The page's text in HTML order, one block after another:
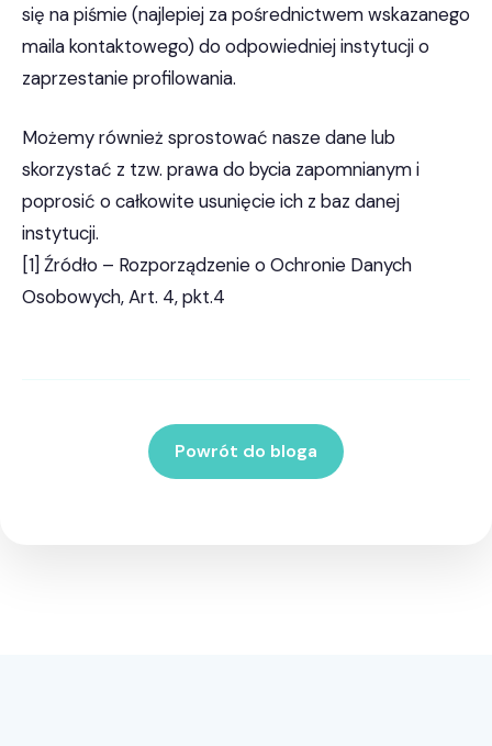
się na piśmie (najlepiej za pośrednictwem wskazanego
maila kontaktowego) do odpowiedniej instytucji o
zaprzestanie profilowania.
Możemy również sprostować nasze dane lub
skorzystać z tzw. prawa do bycia zapomnianym i
poprosić o całkowite usunięcie ich z baz danej
instytucji.
[1] Źródło – Rozporządzenie o Ochronie Danych
Osobowych, Art. 4, pkt.4
Powrót do bloga